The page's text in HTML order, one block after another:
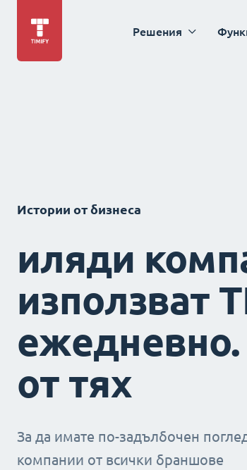
Решения
Истории от бизнеса
иляди
използват
ежедневно.
от тях
За да имате по-задълбочен
компании от всички браншове